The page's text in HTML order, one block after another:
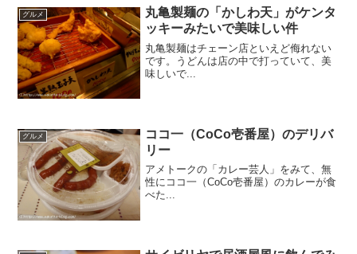
豚丼が人気があるそうです。妻が、学生
時代に北海道を旅行した時...
グルメ
丸亀製麺の「かしわ天」がケンタ
ッキーみたいで美味しい件
丸亀製麺はチェーン店といえど侮れない
です。うどんは店の中で打っていて、美
味しいで...
グルメ
ココ一（CoCo壱番屋）のデリバ
リー
アメトークの「カレー芸人」をみて、無
性にココ一（CoCo壱番屋）のカレーが食
べた...